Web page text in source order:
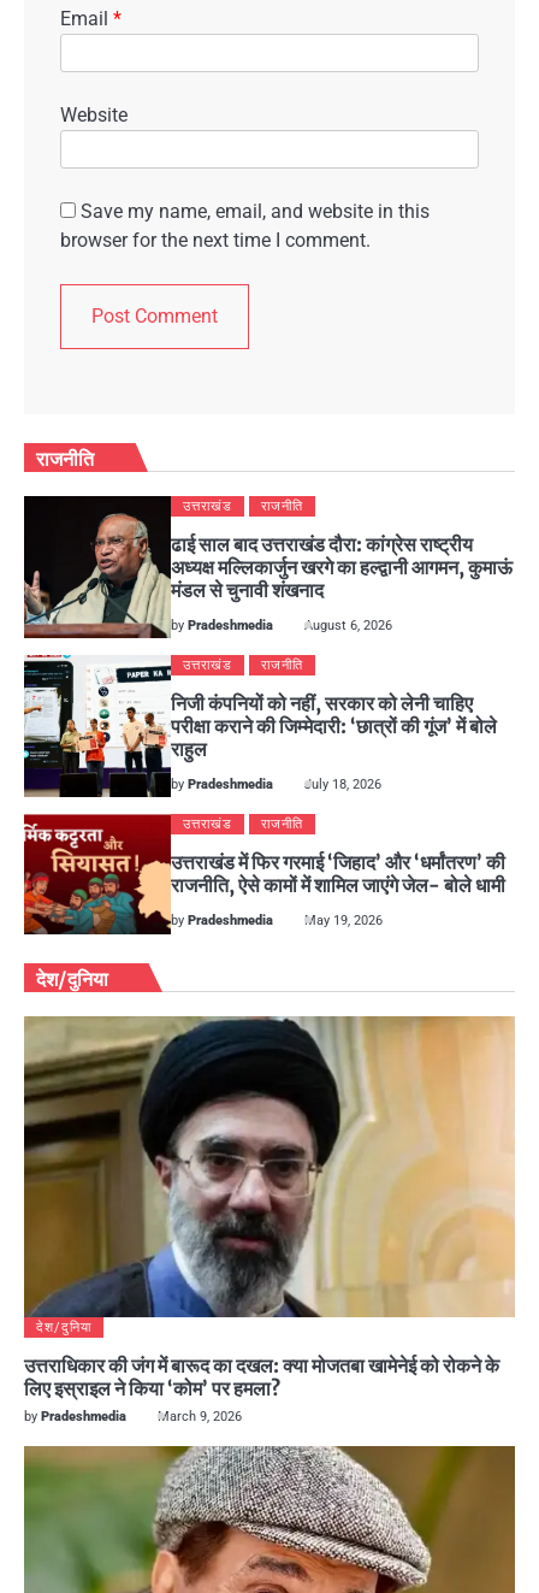
Email *
Website
Save my name, email, and website in this
browser for the next time I comment.
राजनीति
उत्तराखंड राजनीति
ढाई साल बाद उत्तराखंड दौरा: कांग्रेस राष्ट्रीय
अध्यक्ष मल्लिकार्जुन खरगे का हल्द्वानी आगमन, कुमाऊं
मंडल से चुनावी शंखनाद
byPradeshmedia August 6, 2026
उत्तराखंड राजनीति
निजी कंपनियों को नहीं, सरकार को लेनी चाहिए
परीक्षा कराने की जिम्मेदारी: ‘छात्रों की गूंज’ में बोले
राहुल
byPradeshmedia July 18, 2026
उत्तराखंड राजनीति
उत्तराखंड में फिर गरमाई ‘जिहाद’ और ‘धर्मांतरण’ की
राजनीति, ऐसे कामों में शामिल जाएंगे जेल- बोले धामी
byPradeshmedia May 19, 2026
देश/दुनिया
देश/दुनिया
उत्तराधिकार की जंग में बारूद का दखल: क्या मोजतबा खामेनेई को रोकने के
लिए इस्राइल ने किया ‘कोम’ पर हमला?
by Pradeshmedia March 9, 2026